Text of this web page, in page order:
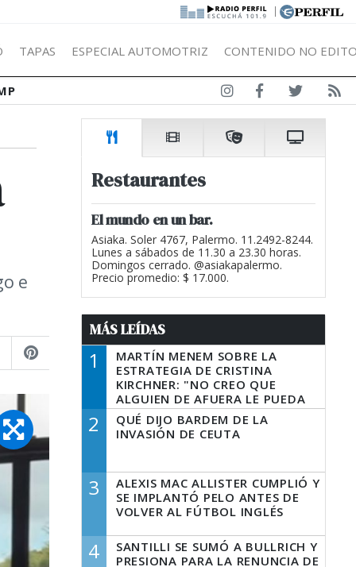
|
TAPAS ESPECIAL AUTOMOTRIZ CONTENIDO NO
e
Restaurantes
El mundo en un bar.
Asiaka. Soler 4767, Palermo. 11.2492-8244.
Lunes a sábados de 11.30 a 23.30 horas.
Domingos cerrado. @asiakapalermo.
Precio promedio: $ 17.000.
MÁS LEÍDAS
1
MARTÍN MENEM SOBRE LA
ESTRATEGIA DE CRISTINA
KIRCHNER: "NO CREO QUE
ALGUIEN DE AFUERA LE PUEDA
DECIR A LA JUSTICIA LO QUE
TIENE QUE HACER"
2
QUÉ DIJO BARDEM DE LA
INVASIÓN DE CEUTA
3
ALEXIS MAC ALLISTER CUMPLIÓ Y
SE IMPLANTÓ PELO ANTES DE
VOLVER AL FÚTBOL INGLÉS
4
SANTILLI SE SUMÓ A BULLRICH Y
PRESIONA PARA LA RENUNCIA DE